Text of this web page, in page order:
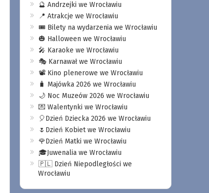
🔮 Andrzejki we Wrocławiu
📍 Atrakcje we Wrocławiu
🎟️ Bilety na wydarzenia we Wrocławiu
🎃 Halloween we Wrocławiu
🎤 Karaoke we Wrocławiu
🎭 Karnawał we Wrocławiu
📽️ Kino plenerowe we Wrocławiu
🧳 Majówka 2026 we Wrocławiu
🌙 Noc Muzeów 2026 we Wrocławiu
💌 Walentynki we Wrocławiu
🎈Dzień Dziecka 2026 we Wrocławiu
🌷Dzień Kobiet we Wrocławiu
🌹Dzień Matki we Wrocławiu
🎓Juwenalia we Wrocławiu
🇵🇱 Dzień Niepodległości we
Wrocławiu